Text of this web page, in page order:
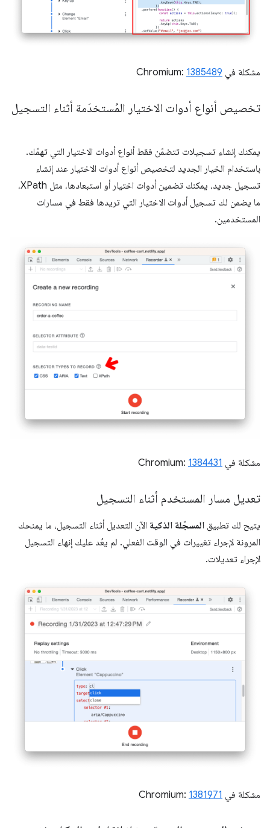
مشكلة في Chromium: 1385489
تخصيص أنواع أدوات الاختيار المُستخدَمة أثناء التسجيل
يمكنك إنشاء تسجيلات تتضمّن فقط أنواع أدوات الاختيار التي تهمّك.
باستخدام الخيار الجديد لتخصيص أنواع أدوات الاختيار عند إنشاء
تسجيل جديد، يمكنك تضمين أدوات اختيار أو استبعادها، مثل XPath،
ما يضمن لك تسجيل أدوات الاختيار التي تريدها فقط في مسارات
المستخدمين.
مشكلة في Chromium: 1384431
تعديل مسار المستخدم أثناء التسجيل
يتيح لك تطبيق المسجّلة الذكية الآن التعديل أثناء التسجيل، ما يمنحك
المرونة لإجراء تغييرات في الوقت الفعلي. لم يعُد عليك إنهاء التسجيل
لإجراء تعديلات.
مشكلة في Chromium: 1381971